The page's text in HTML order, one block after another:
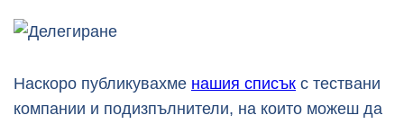
Наскоро публикувахме нашия списък с тествани
компании и подизпълнители, на които можеш да